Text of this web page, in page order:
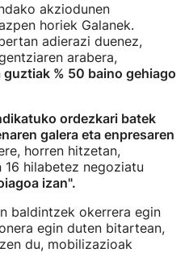
akziodunen
horiek Galanek.
adierazi duenez,
arabera,
guztiak % 50 baino gehiago
ordezkari batek
galera eta enpresaren
horren hitzetan,
16 hilabetez negoziatu
izan".
baldintzek okerrera egin
egin duten bitartean,
du, mobilizazioak